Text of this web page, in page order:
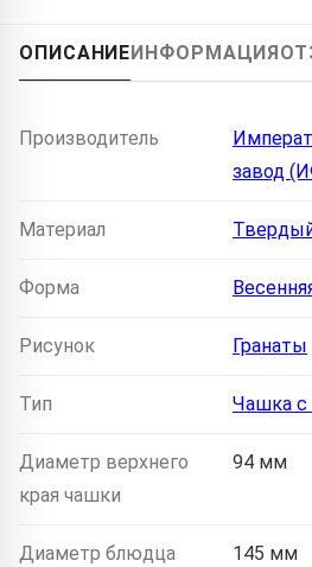
ОПИСАНИЕИНФОРМАЦИЯ
Производитель
завод
Материал
Форма
Рисунок Гранаты
Тип Чашка с
Диаметр верхнего
края чашки
94 мм
Диаметр блюдца 145 мм